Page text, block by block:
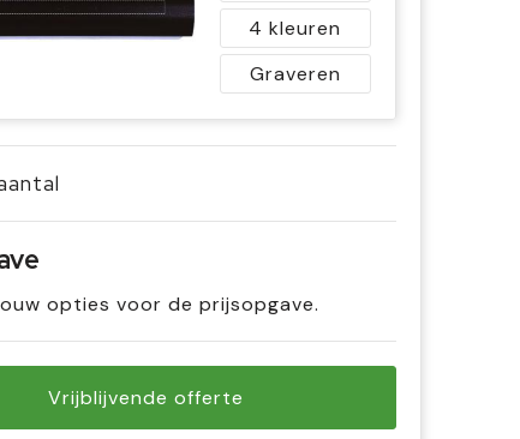
4
Graveren
opties voor de prijsopgave.
Vrijblijvende offerte